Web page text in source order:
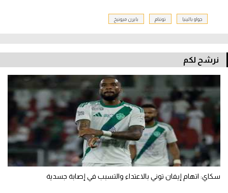
جواو بالينيا توتنام بايرن ميونيخ
نرشح لكم
سكاي: اتهام إيفان توني بالاعتداء والتسبب في إصابة جسدية